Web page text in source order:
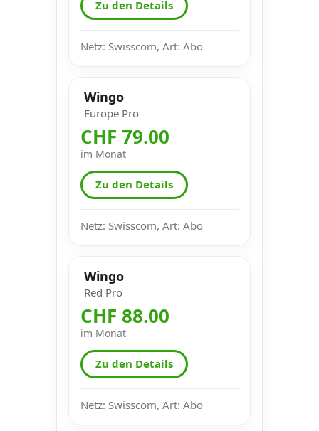
Zu den Details
Netz: Swisscom, Art: Abo
Wingo
Europe Pro
CHF 79.00
im Monat
Zu den Details
Netz: Swisscom, Art: Abo
Wingo
Red Pro
CHF 88.00
im Monat
Zu den Details
Netz: Swisscom, Art: Abo